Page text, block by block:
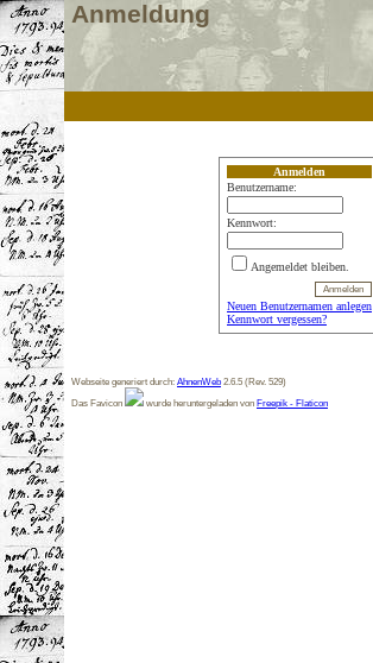
Anmeldung
Anmelden
Benutzername:
Kennwort:
Angemeldet bleiben.
Neuen Benutzernamen anlegen
Kennwort vergessen?
Webseite generiert durch: AhnenWeb 2.6.5 (Rev. 529)
Das Favicon
wurde heruntergeladen von Freepik - Flaticon